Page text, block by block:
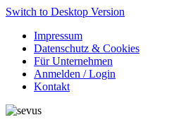
Switch to Desktop Version
Impressum
Datenschutz & Cookies
Für Unternehmen
Anmelden / Login
Kontakt